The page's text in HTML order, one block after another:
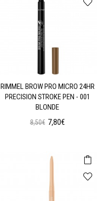
RIMMEL BROW PRO MICRO 24HR
PRECISION STROKE PEN - 001
BLONDE
8,50€ 7,80€